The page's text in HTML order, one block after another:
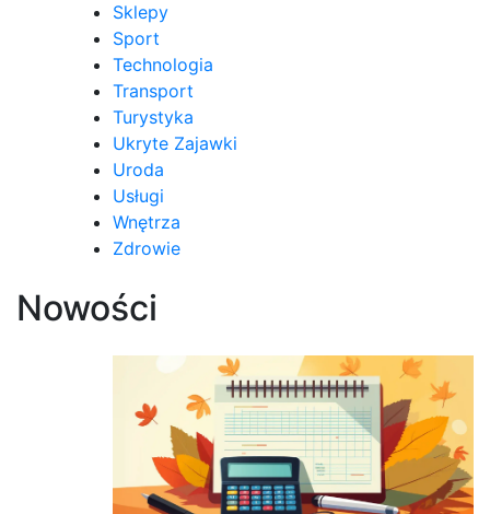
Sklepy
Sport
Technologia
Transport
Turystyka
Ukryte Zajawki
Uroda
Usługi
Wnętrza
Zdrowie
Nowości